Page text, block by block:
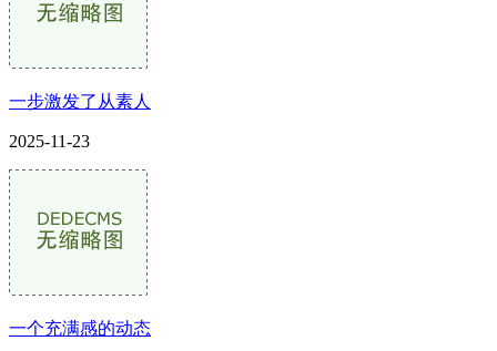
一步激发了从素人
2025-11-23
一个充满感的动态